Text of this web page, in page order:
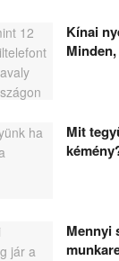
Kínai
Mit
Mennyi